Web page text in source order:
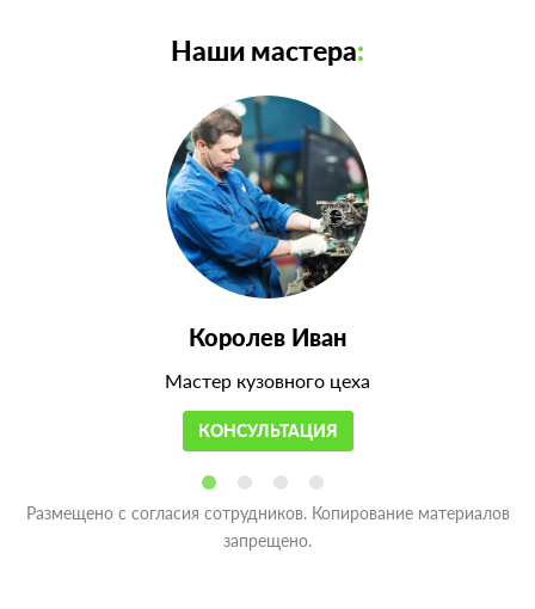
Наши мастера:
Королев Иван
Мастер кузовного цеха
КОНСУЛЬТАЦИЯ
Размещено с согласия сотрудников. Копирование материалов
запрещено.